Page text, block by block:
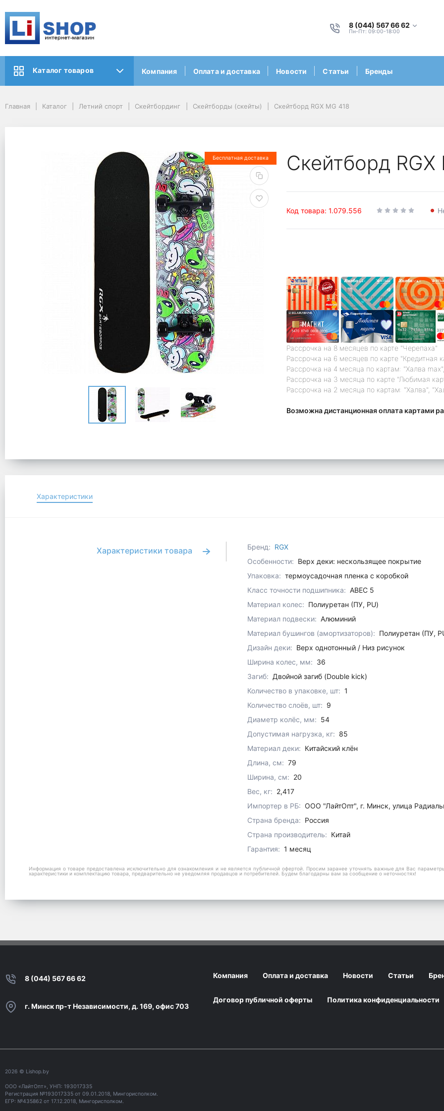
8 (044) 567 66 62
Пн-Пт: 09:00-18:00
Каталог товаров Компания Оплата и доставка Новости Статьи Бренды
Главная Каталог Летний спорт Скейтбординг Скейтборды (скейты) Скейтборд RGX MG 418
Бесплатная доставка Скейтборд RGX
Код товара: 1.079.556
Рассрочка на 8 месяцев по карте "Черепаха"
Рассрочка на 6 месяцев по карте "Кредитная
Рассрочка на 4 месяца по картам: "Халва
Рассрочка на 3 месяца по карте "Любимая
Рассрочка на 2 месяца по картам: "Халва",
Возможна дистанционная оплата картами
Характеристики
Характеристики товара Бренд: RGX
Особенности: Верх деки: нескользящее покрытие
Упаковка: термоусадочная пленка с коробкой
Класс точности подшипника: ABEC 5
Материал колес: Полиуретан (ПУ, PU)
Материал подвески: Алюминий
Материал бушингов (амортизаторов): Полиуретан (ПУ,
Дизайн деки: Верх однотонный / Низ рисунок
Ширина колес, мм: 36
Загиб: Двойной загиб (Double kick)
Количество в упаковке, шт: 1
Количество слоёв, шт: 9
Диаметр колёс, мм: 54
Допустимая нагрузка, кг: 85
Материал деки: Китайский клён
Длина, см: 79
Ширина, см: 20
Вес, кг: 2,417
Импортер в РБ: ООО "ЛайтОпт", г. Минск, улица
Страна бренда: Россия
Страна производитель: Китай
Гарантия: 1 месяц
Информация о товаре предоставлена исключительно для ознакомления и не является публичной офертой. Просим заранее уточнять важные для Вас
характеристики и комплектацию товара, предварительно не уведомляя продавцов и потребителей. Будем благодарны вам за сообщение о неточностях!
8 (044) 567 66 62
г. Минск пр-т Независимости, д. 169, офис 703
Компания Оплата и доставка Новости Статьи
Договор публичной оферты Политика конфиденциальности
2026 © Lishop.by
ООО «ЛайтОпт», УНП: 193017335
Регистрация №193017335 от 09.01.2018, Мингорисполком.
ЕГР: №435862 от 17.12.2018, Мингорисполком.